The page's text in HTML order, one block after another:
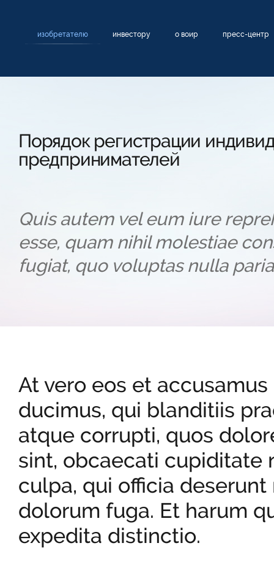
изобретателю инвестору о воир пресс-центр
Порядок регистрации
предпринимателей
Quis autem vel eum iure
esse, quam nihil molestiae
fugiat, quo voluptas nulla
At vero eos et
ducimus, qui blanditiis
atque corrupti, quos
sint, obcaecati cupiditate
culpa, qui officia
dolorum fuga. Et harum
expedita distinctio.